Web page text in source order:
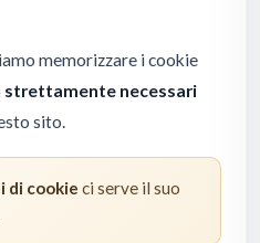
memorizzare i cookie
strettamente necessari
sito.
di cookie ci serve il suo